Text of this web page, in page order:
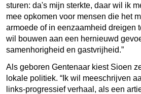
sturen: da's mijn sterkte, daar wil ik
mee opkomen voor mensen die het
armoede of in eenzaamheid dreigen
wil bouwen aan een hernieuwd
samenhorigheid en gastvrijheid.”
Als geboren Gentenaar kiest Sioen
lokale politiek. “Ik wil meeschrijven
links-progressief verhaal, als een